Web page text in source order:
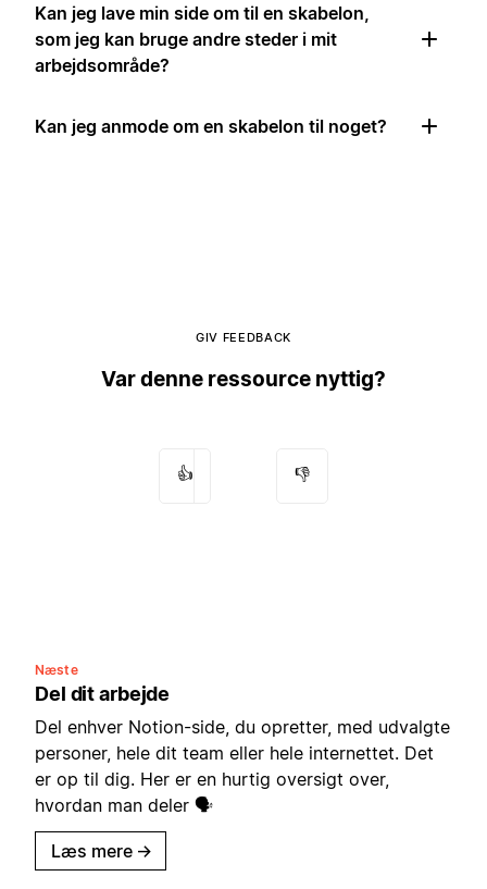
Kan jeg lave min side om til en skabelon,
som jeg kan bruge andre steder i mit
arbejdsområde?
Kan jeg anmode om en skabelon til noget?
GIV FEEDBACK
Var denne ressource nyttig?
👍 👎
Næste
Del dit arbejde
Del enhver Notion-side, du opretter, med udvalgte
personer, hele dit team eller hele internettet. Det
er op til dig. Her er en hurtig oversigt over,
hvordan man deler 🗣
Læs mere →